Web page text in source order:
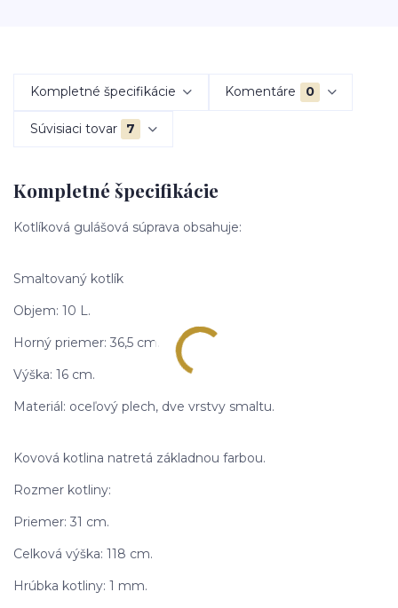
Kompletné špecifikácie Komentáre 0
Súvisiaci tovar 7
Kompletné špecifikácie
Kotlíková gulášová súprava obsahuje:
Smaltovaný kotlík
Objem: 10 L.
Horný priemer: 36,5 cm.
Výška: 16 cm.
Materiál: oceľový plech, dve vrstvy smaltu.
Kovová kotlina natretá základnou farbou.
Rozmer kotliny:
Priemer: 31 cm.
Celková výška: 118 cm.
Hrúbka kotliny: 1 mm.